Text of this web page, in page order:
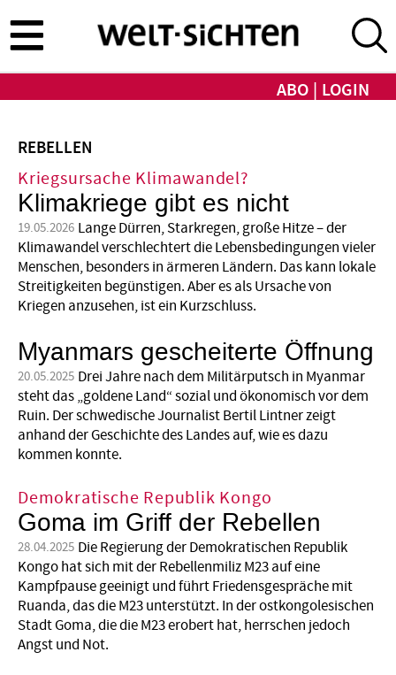
zum
Inhalt
ABO LOGIN
REBELLEN
Kriegsursache Klimawandel?
Klimakriege gibt es nicht
19.05.2026 Lange Dürren, Starkregen, große Hitze – der
Klimawandel verschlechtert die Lebens­be­dingungen vieler
Menschen, besonders in ärmeren Ländern. Das kann lokale
Streitig­keiten begünstigen. Aber es als Ursache von
Kriegen anzusehen, ist ein Kurzschluss.
Myanmars gescheiterte Öffnung
20.05.2025 Drei Jahre nach dem Militärputsch in Myanmar
steht das „goldene Land“ sozial und ökonomisch vor dem
Ruin. Der schwedische Journalist Bertil Lintner zeigt
anhand der Geschichte des Landes auf, wie es dazu
kommen konnte.
Demokratische Republik Kongo
Goma im Griff der Rebellen
28.04.2025 Die Regierung der Demokratischen Republik
Kongo hat sich mit der Rebellenmiliz M23 auf eine
Kampfpause geeinigt und führt Friedensgespräche mit
Ruanda, das die M23 unterstützt. In der ostkongolesischen
Stadt Goma, die die M23 erobert hat, herrschen jedoch
Angst und Not.